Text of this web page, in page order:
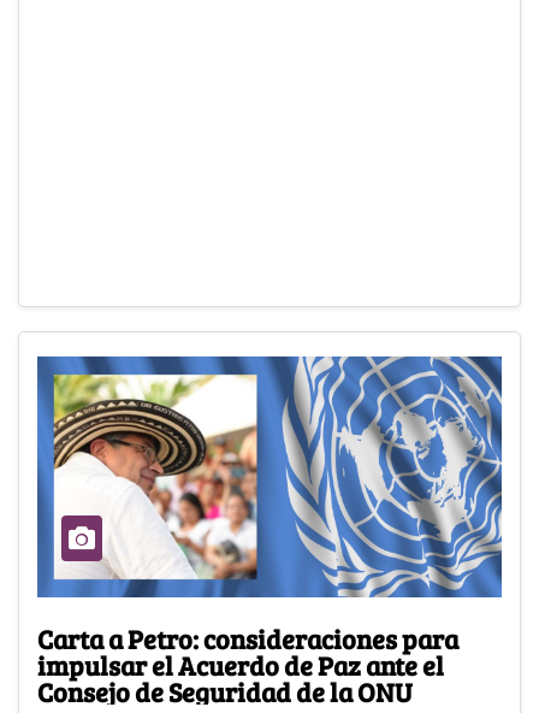
Carta a Petro: consideraciones para
impulsar el Acuerdo de Paz ante el
Consejo de Seguridad de la ONU